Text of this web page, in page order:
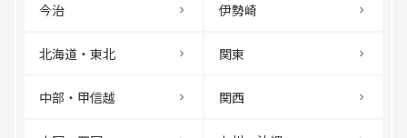
今治 伊勢崎
北海道・東北 関東
中部・甲信越 関西